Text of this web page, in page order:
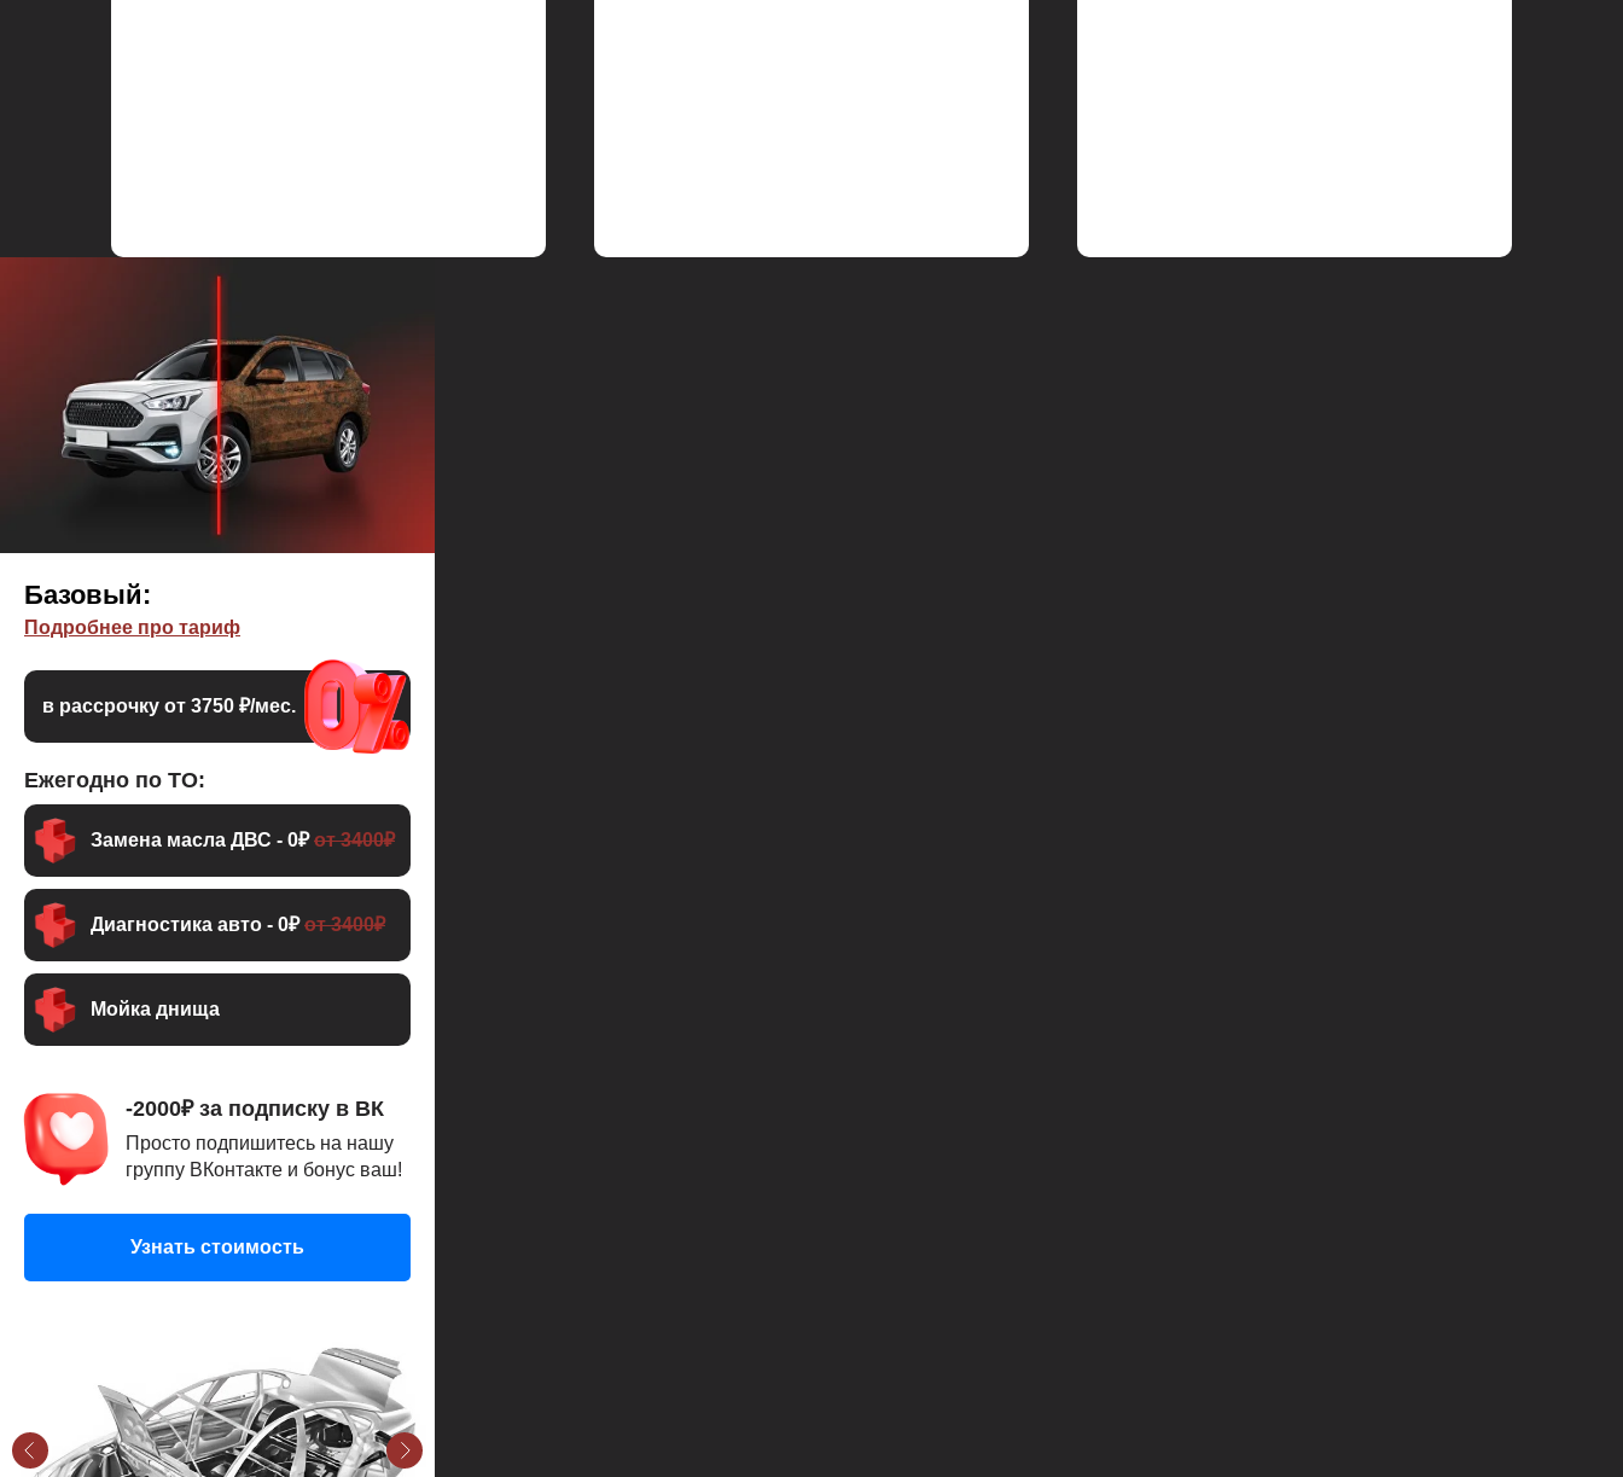
-2000₽ за подписку в ВК
Просто подпишитесь на нашу
группу ВКонтакте и бонус ваш!
Ежегодно по ТО:
Подробнее про тариф
Базовый:
Узнать стоимость
Мойка днища
Диагностика авто - 0₽ от 3400₽
в рассрочку от 3750 ₽/мес.
Замена масла ДВС - 0₽ от 3400₽